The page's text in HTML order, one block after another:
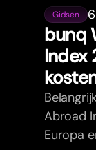
Gidsen
bunq
Index
Abroad
Europa